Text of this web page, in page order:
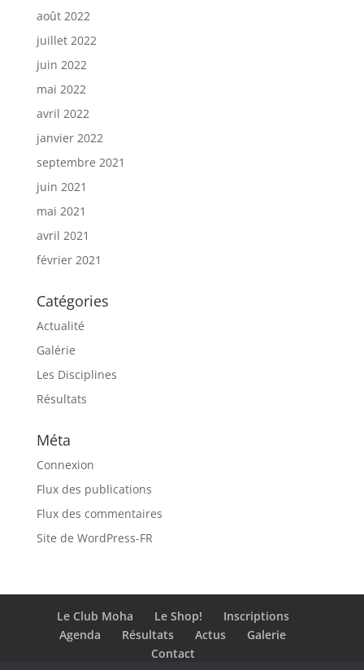
août 2022
juillet 2022
juin 2022
mai 2022
avril 2022
janvier 2022
septembre 2021
juin 2021
mai 2021
avril 2021
février 2021
Catégories
Actualité
Galérie
Les Disciplines
Résultats
Méta
Connexion
Flux des publications
Flux des commentaires
Site de WordPress-FR
Le Club Moha Le Shop!
Inscriptions
Agenda
Résultats Actus
Galerie
Contact